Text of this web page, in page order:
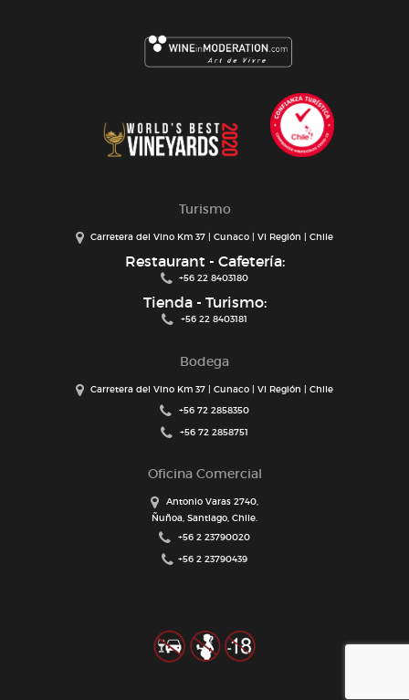
Turismo
Carretera del Vino Km 37 | Cunaco | VI Región | Chile
Restaurant - Cafetería:
+56 22 8403180
Tienda - Turismo:
+56 22 8403181
Bodega
Carretera del Vino Km 37 | Cunaco | VI Región | Chile
+56 72 2858350
+56 72 2858751
Oficina Comercial
Antonio Varas 2740,
Ñuñoa, Santiago, Chile.
+56 2 23790020
+56 2 23790439